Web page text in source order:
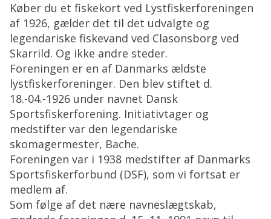
Køber du et fiskekort ved Lystfiskerforeningen
af 1926, gælder det til det udvalgte og
legendariske fiskevand ved Clasonsborg ved
Skarrild. Og ikke andre steder.
Foreningen er en af Danmarks ældste
lystfiskerforeninger. Den blev stiftet d.
18.-04.-1926 under navnet Dansk
Sportsfiskerforening. Initiativtager og
medstifter var den legendariske
skomagermester, Bache.
Foreningen var i 1938 medstifter af Danmarks
Sportsfiskerforbund (DSF), som vi fortsat er
medlem af.
Som følge af det nære navneslægtskab,